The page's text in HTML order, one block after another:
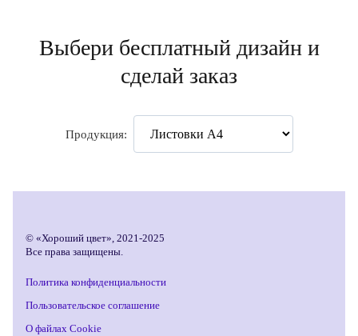
Выбери бесплатный дизайн и
сделай заказ
Продукция:
© «Хороший цвет», 2021-2025
Все права защищены.
Политика конфиденциальности
Пользовательское соглашение
О файлах Cookie